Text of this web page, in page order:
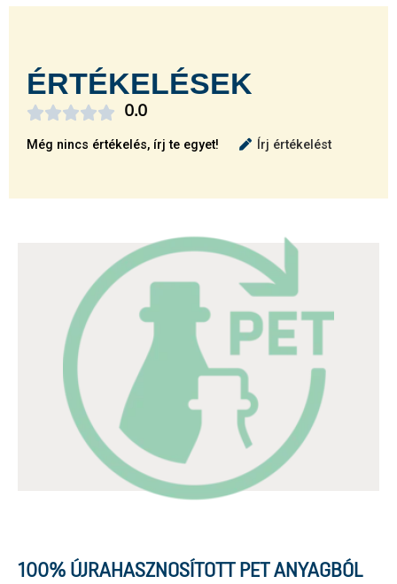
ÉRTÉKELÉSEK
0.0

Még nincs értékelés, írj te egyet! Írj értékelést
100% ÚJRAHASZNOSÍTOTT PET ANYAGBÓL